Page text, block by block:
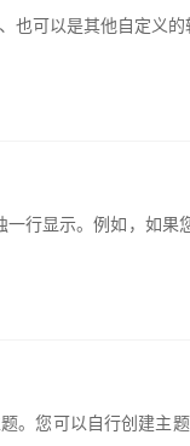
可以是其他自定义的
行显示。例如，如果
。您可以自行创建主